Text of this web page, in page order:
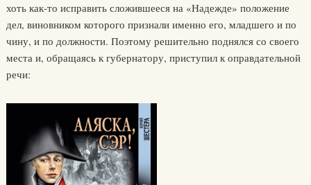
хоть как-то исправить сложившееся на «Надежде» положение
дел, виновником которого признали именно его, младшего и по
чину, и по должности. Поэтому решительно поднялся со своего
места и, обращаясь к губернатору, приступил к оправдательной
речи: